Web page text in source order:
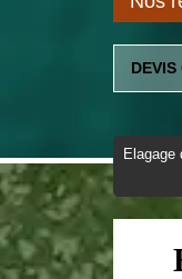
DEVIS
Elagage